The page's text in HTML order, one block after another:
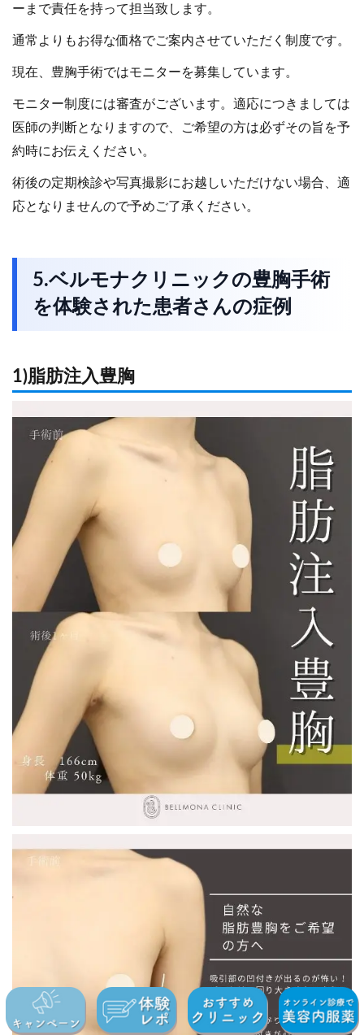
ーまで責任を持って担当致します。
通常よりもお得な価格でご案内させていただく制度です。
現在、豊胸手術ではモニターを募集しています。
モニター制度には審査がございます。適応につきましては
医師の判断となりますので、ご希望の方は必ずその旨を予
約時にお伝えください。
術後の定期検診や写真撮影にお越しいただけない場合、適
応となりませんので予めご了承ください。
5.ベルモナクリニックの豊胸手術
を体験された患者さんの症例
1)脂肪注入豊胸